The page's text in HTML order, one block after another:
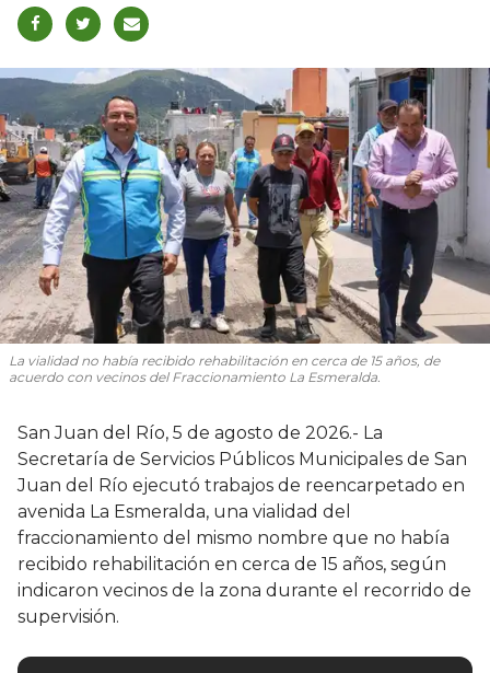
La vialidad no había recibido rehabilitación en cerca de 15 años, de
acuerdo con vecinos del Fraccionamiento La Esmeralda.
San Juan del Río, 5 de agosto de 2026.- La
Secretaría de Servicios Públicos Municipales de San
Juan del Río ejecutó trabajos de reencarpetado en
avenida La Esmeralda, una vialidad del
fraccionamiento del mismo nombre que no había
recibido rehabilitación en cerca de 15 años, según
indicaron vecinos de la zona durante el recorrido de
supervisión.